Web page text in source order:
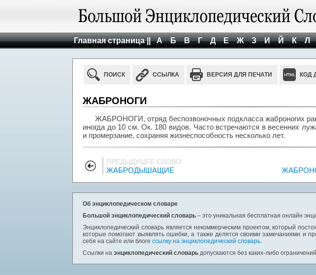
Главная страница || А Б В Г Д Е Ж З И Й К Л
ПОИСК ССЫЛКА ВЕРСИЯ ДЛЯ ПЕЧАТИ КОД
ЖАБРОНОГИ
ЖАБРОНОГИ, отряд беспозвоночных подкласса жаброногих
иногда до 10 см. Ок. 180 видов. Часто встречаются в весенних
и промерзание, сохраняя жизнеспособность несколько лет.
ПРЕДЫДУЩЕЕ СЛОВО
ЖАБРОДЫШАЩИЕ
Об энциклопедическом словаре
Большой энциклопедический словарь – это уникальная бесплатная онлайн
Энциклопедический словарь является некоммерческим проектом, который
которые помогают выявлять ошибки, а также делятся своими замечаниями и
себя на сайте или блоге ссылку на энциклопедический словарь.
Ссылки на энциклопедический словарь допускаются без каких-либо